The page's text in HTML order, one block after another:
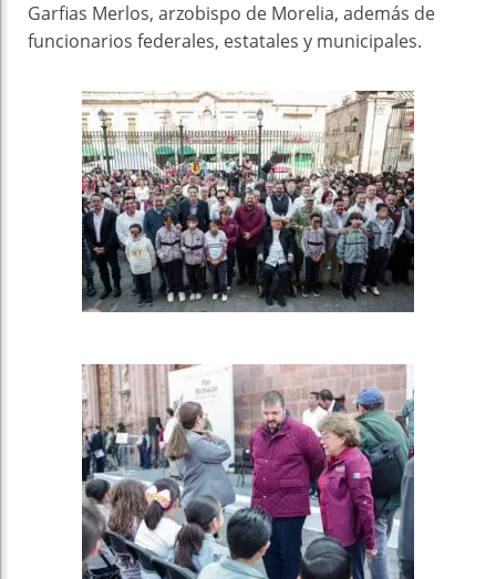
Garfias Merlos, arzobispo de Morelia, además de
funcionarios federales, estatales y municipales.